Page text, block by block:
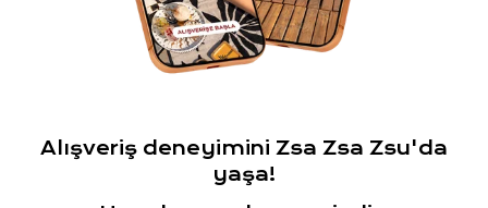
Alışveriş deneyimini Zsa Zsa Zsu'da
yaşa!